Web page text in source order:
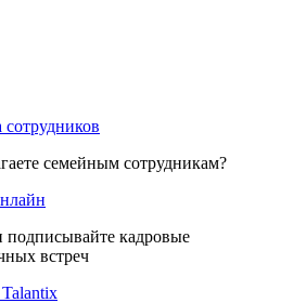
семейным сотрудникам?
подписывайте кадровые
встреч
Talantix